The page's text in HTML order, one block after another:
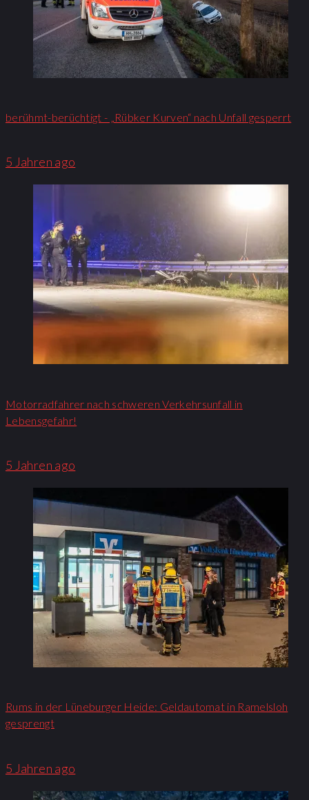
berühmt-berüchtigt - „Rübker Kurven“ nach Unfall gesperrt
5 Jahren ago
Motorradfahrer nach schweren Verkehrsunfall in
Lebensgefahr!
5 Jahren ago
Rums in der Lüneburger Heide: Geldautomat in Ramelsloh
gesprengt
5 Jahren ago